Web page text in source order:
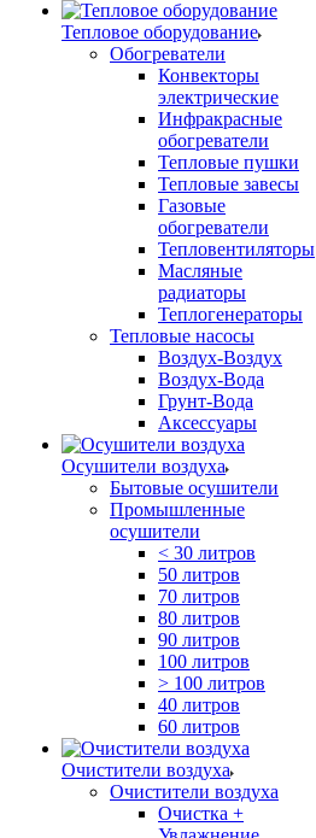
Тепловое оборудование
Обогреватели
Конвекторы
электрические
Инфракрасные
обогреватели
Тепловые пушки
Тепловые завесы
Газовые
обогреватели
Тепловентиляторы
Масляные
радиаторы
Теплогенераторы
Тепловые насосы
Воздух-Воздух
Воздух-Вода
Грунт-Вода
Аксессуары
Осушители воздуха
Бытовые осушители
Промышленные
осушители
< 30 литров
50 литров
70 литров
80 литров
90 литров
100 литров
> 100 литров
40 литров
60 литров
Очистители воздуха
Очистители воздуха
Очистка +